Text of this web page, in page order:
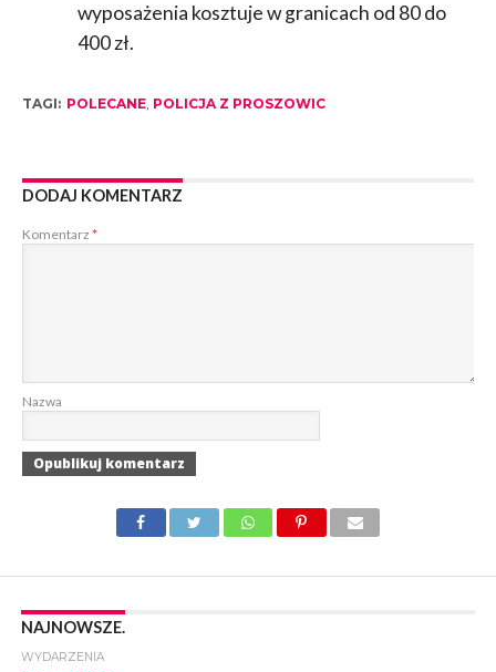
wyposażenia kosztuje w granicach od 80 do
400 zł.
TAGI: POLECANE, POLICJA Z PROSZOWIC
DODAJ KOMENTARZ
Komentarz *
Nazwa
NAJNOWSZE.
WYDARZENIA